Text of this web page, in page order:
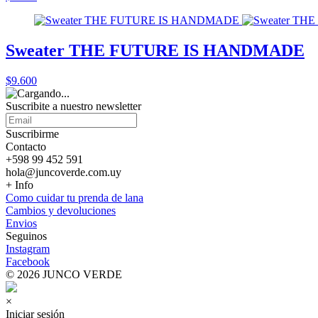
Sweater THE FUTURE IS HANDMADE
$9.600
Suscribite a nuestro newsletter
Suscribirme
Contacto
+598 99 452 591
hola@juncoverde.com.uy
+ Info
Como cuidar tu prenda de lana
Cambios y devoluciones
Envios
Seguinos
Instagram
Facebook
© 2026 JUNCO VERDE
×
Iniciar sesión